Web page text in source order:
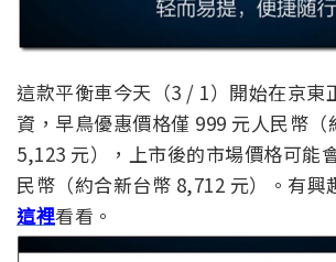
這款平衡車今天（3 / 1）開始在京東
資，早鳥優惠價格僅 999 元人民幣（
5,123 元），上市後的市場價格可能
民幣（約合新台幣 8,712 元）。有興
這裡看看。